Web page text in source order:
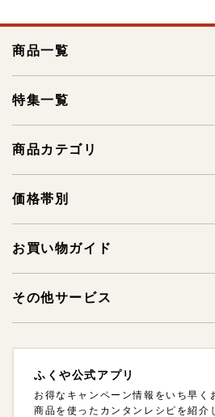
商品一覧
特集一覧
商品カテゴリ
全ての商品
贈答用明太子
家庭用明太子
その他明太子
ギフトセット
価格帯別
1,000円未満
1,000～1,999円
2,000～2,999円
3,000～3,999円
お買い物ガイド
ご注文について
支払方法・支払い時期・領収
配送方法・送料について
その他サービス
法人様ギフトサービスについ
海外発送について
ふくや公式アプリ
お得なキャンペーン情報をいち早く
商品を使ったカンタンレシピを紹介